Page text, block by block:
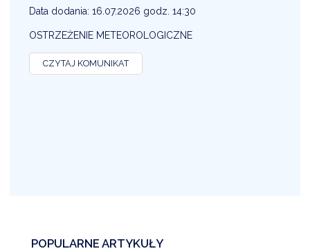
Data dodania: 16.07.2026 godz. 14:30
OSTRZEŻENIE METEOROLOGICZNE
CZYTAJ KOMUNIKAT
POPULARNE ARTYKUŁY